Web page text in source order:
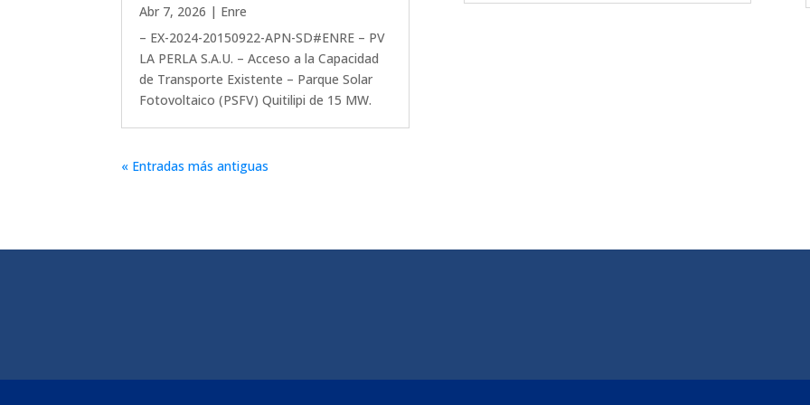
Abr 7, 2026 | Enre
– EX-2024-20150922-APN-SD#ENRE – PV
LA PERLA S.A.U. – Acceso a la Capacidad
de Transporte Existente – Parque Solar
Fotovoltaico (PSFV) Quitilipi de 15 MW.
« Entradas más antiguas